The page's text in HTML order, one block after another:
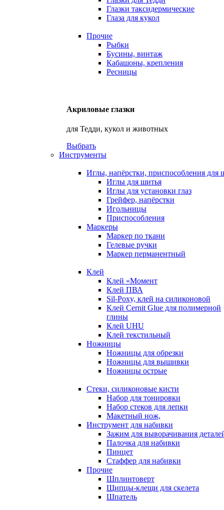
Глазки таксидермические
Глаза для кукол
Прочие
Рыбки
Бусины, винтаж
Кабашоны, крепления
Ресницы
Акриловые глазки
для Тедди, кукол и животных
Выбрать
Инструменты
Иглы, напёрстки, приспособления для
Иглы для шитья
Иглы для установки глаз
Грейфер, напёрстки
Игольницы
Приспособления
Маркеры
Маркер по ткани
Гелевые ручки
Маркер перманентный
Клей
Клей «Момент
Клей ПВА
Sil-Poxy, клей на силиконовой
Клей Cernit Glue для полимерной
глины
Клей UHU
Клей текстильный
Ножницы
Ножницы для обрезки
Ножницы для вышивки
Ножницы острые
Стеки, силиконовые кисти
Набор для тонировки
Набор стеков для лепки
Макетный нож,
Инструмент для набивки
Зажим для выворачивания
Палочка для набивки
Пинцет
Стаффер для набивки
Прочие
Шплинтоверт
Щипцы-клещи для скелета
Шпатель